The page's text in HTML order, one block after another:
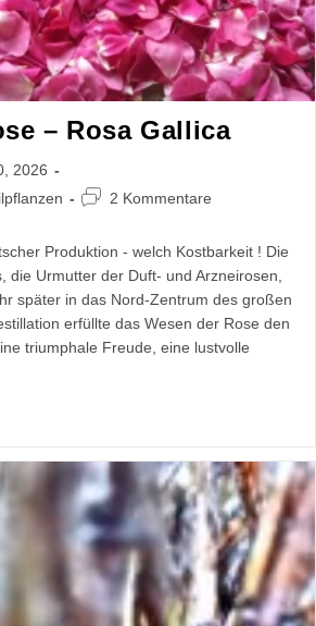
– Rosa Gallica
2026
Beitrags-2 Kommentare
Produktion - welch Kostbarkeit ! Die
die Urmutter der Duft- und Arzneirosen,
später in das Nord-Zentrum des großen
erfüllte das Wesen der Rose den
triumphale Freude, eine lustvolle